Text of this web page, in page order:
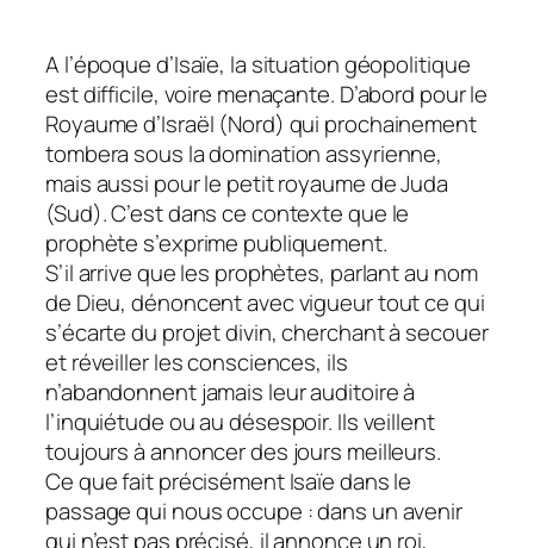
A l’époque d’Isaïe, la situation géopolitique
est difficile, voire menaçante. D’abord pour le
Royaume d’Israël (Nord) qui prochainement
tombera sous la domination assyrienne,
mais aussi pour le petit royaume de Juda
(Sud). C’est dans ce contexte que le
prophète s’exprime publiquement.
S’il arrive que les prophètes, parlant au nom
de Dieu, dénoncent avec vigueur tout ce qui
s’écarte du projet divin, cherchant à secouer
et réveiller les consciences, ils
n’abandonnent jamais leur auditoire à
l’inquiétude ou au désespoir. Ils veillent
toujours à annoncer des jours meilleurs.
Ce que fait précisément Isaïe dans le
passage qui nous occupe : dans un avenir
qui n’est pas précisé, il annonce un roi,